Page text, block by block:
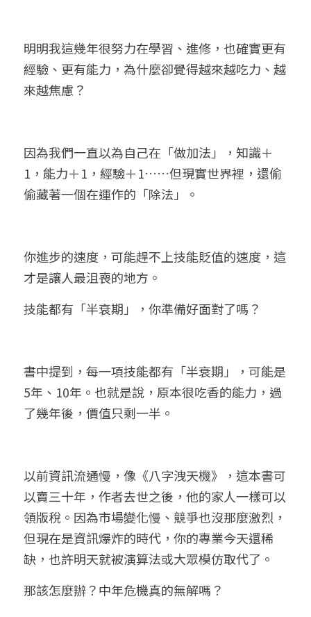
明明我這幾年很努力在學習、進修，也確實更有
經驗、更有能力，為什麼卻覺得越來越吃力、越
來越焦慮？
因為我們一直以為自己在「做加法」，知識＋
1，能力＋1，經驗＋1……但現實世界裡，還偷
偷藏著一個在運作的「除法」。
你進步的速度，可能趕不上技能貶值的速度，這
才是讓人最沮喪的地方。
技能都有「半衰期」，你準備好面對了嗎？
書中提到，每一項技能都有「半衰期」，可能是
5年、10年。也就是說，原本很吃香的能力，過
了幾年後，價值只剩一半。
以前資訊流通慢，像《八字洩天機》，這本書可
以賣三十年，作者去世之後，他的家人一樣可以
領版稅。因為市場變化慢、競爭也沒那麼激烈，
但現在是資訊爆炸的時代，你的專業今天還稀
缺，也許明天就被演算法或大眾模仿取代了。
那該怎麼辦？中年危機真的無解嗎？